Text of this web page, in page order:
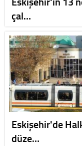
çal…
Eskişehir'de
düze…